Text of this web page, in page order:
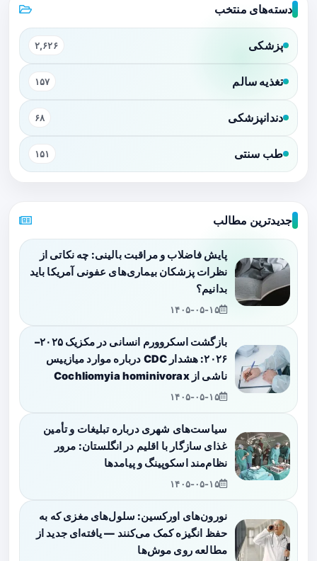
دسته‌های منتخب
پزشکی ۲,۶۲۶
تغذیه سالم ۱۵۷
دندانپزشکی ۶۸
طب سنتی ۱۵۱
جدیدترین مطالب
پایش فاضلاب و مراقبت بالینی: چه نکاتی از
نظرات پزشکان بیماری‌های عفونی آمریکا باید
بدانیم؟
۱۴۰۵-۰۵-۱۵
بازگشت اسکروورم انسانی در مکزیک ۲۰۲۵–
۲۰۲۶: هشدار CDC درباره موارد میازییس
ناشی از Cochliomyia hominivorax
۱۴۰۵-۰۵-۱۵
سیاست‌های شهری درباره تبلیغات و تأمین
غذای سازگار با اقلیم در انگلستان: مرور
نظام‌مند اسکوپینگ و پیامدها
۱۴۰۵-۰۵-۱۵
نورون‌های اورکسین: سلول‌های مغزی که به
حفظ انگیزه کمک می‌کنند — یافته‌ای جدید از
مطالعه روی موش‌ها